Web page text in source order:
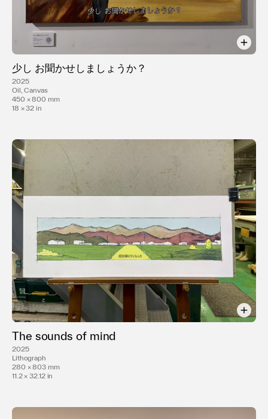
2025
Oil, Canvas
450 × 800 mm
18 × 32 in
少し お聞かせしましょうか？
2025
Lithograph
280 × 803 mm
11.2 × 32.12 in
The sounds of mind